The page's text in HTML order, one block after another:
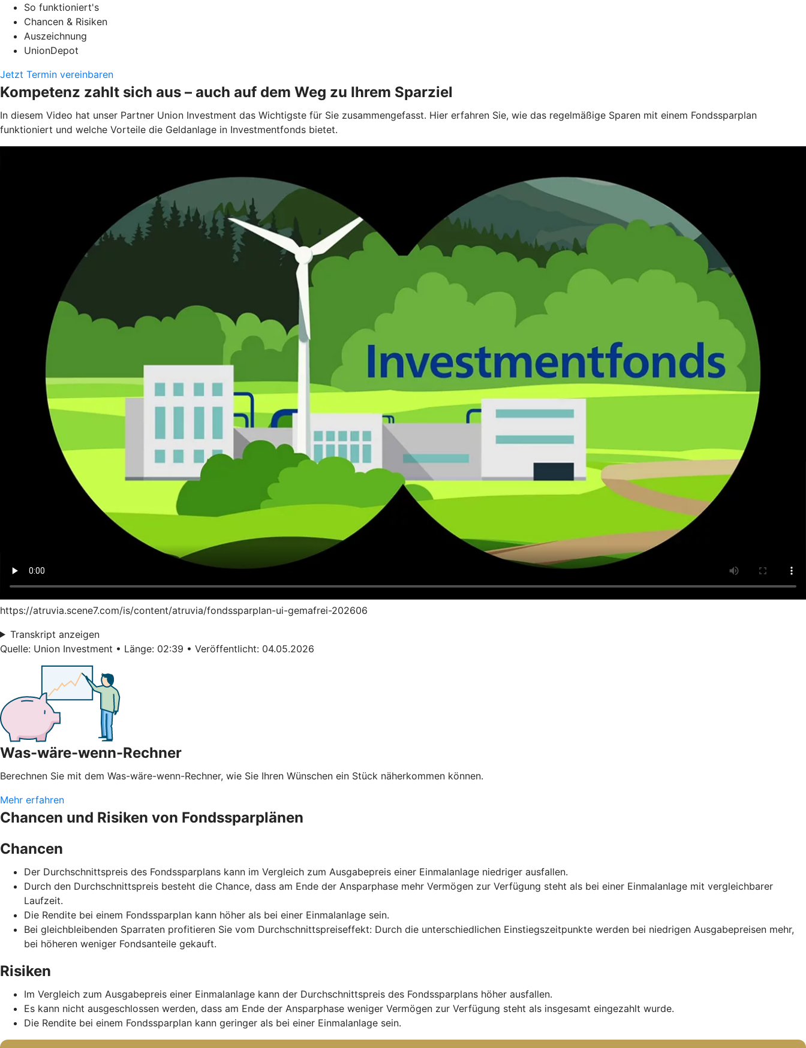
So funktioniert's
Chancen & Risiken
Auszeichnung
UnionDepot
Jetzt Termin vereinbaren
Kompetenz zahlt sich aus – auch auf dem Weg zu Ihrem Sparziel
In diesem Video hat unser Partner Union Investment das Wichtigste für Sie zusammengefasst. Hier erfahren Sie, wie das regelmäßige Sparen mit einem Fondssparplan
funktioniert und welche Vorteile die Geldanlage in Investmentfonds bietet.
https://atruvia.scene7.com/is/content/atruvia/fondssparplan-ui-gemafrei-202606
Transkript anzeigen
Quelle: Union Investment • Länge: 02:39 • Veröffentlicht: 04.05.2026
Was-wäre-wenn-Rechner
Berechnen Sie mit dem Was-wäre-wenn-Rechner, wie Sie Ihren Wünschen ein Stück näherkommen können.
Mehr erfahren
Chancen und Risiken von Fondssparplänen
Chancen
Der Durchschnittspreis des Fondssparplans kann im Vergleich zum Ausgabepreis einer Einmalanlage niedriger ausfallen.
Durch den Durchschnittspreis besteht die Chance, dass am Ende der Ansparphase mehr Vermögen zur Verfügung steht als bei einer Einmalanlage mit vergleichbarer
Laufzeit.
Die Rendite bei einem Fondssparplan kann höher als bei einer Einmalanlage sein.
Bei gleichbleibenden Sparraten profitieren Sie vom Durchschnittspreiseffekt: Durch die unterschiedlichen Einstiegszeitpunkte werden bei niedrigen Ausgabepreisen mehr,
bei höheren weniger Fondsanteile gekauft.
Risiken
Im Vergleich zum Ausgabepreis einer Einmalanlage kann der Durchschnittspreis des Fondssparplans höher ausfallen.
Es kann nicht ausgeschlossen werden, dass am Ende der Ansparphase weniger Vermögen zur Verfügung steht als insgesamt eingezahlt wurde.
Die Rendite bei einem Fondssparplan kann geringer als bei einer Einmalanlage sein.